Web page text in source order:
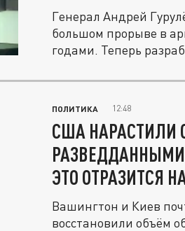
Генерал Андрей
большом прорыве в
годами. Теперь
ПОЛИТИКА 12:48
США НАРАСТИЛИ
ЭТО ОТРАЗИТСЯ
Вашингтон и Киев
восстановили объём